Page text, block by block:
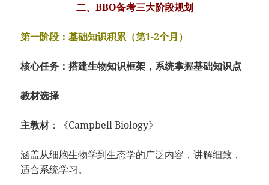
二、BBO备考三大阶段规划
第一阶段：基础知识积累（第1-2个月）
核心任务：搭建生物知识框架，系统掌握基础知识点
教材选择
主教材：《Campbell Biology》
涵盖从细胞生物学到生态学的广泛内容，讲解细致，
适合系统学习。